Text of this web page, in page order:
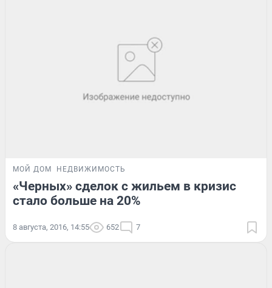
МОЙ ДОМ НЕДВИЖИМОСТЬ
«Черных» сделок с жильем в кризис
стало больше на 20%
8 августа, 2016, 14:55 652 7